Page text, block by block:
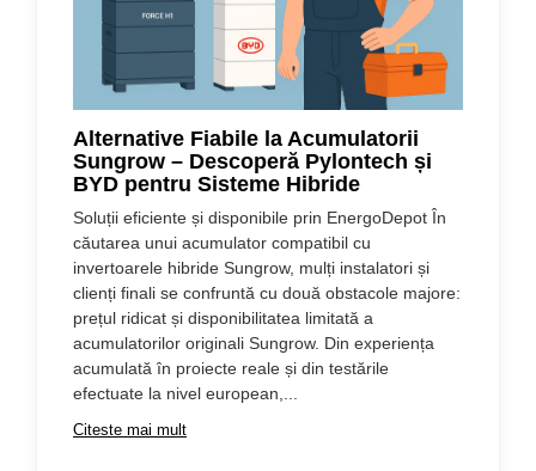
Alternative Fiabile la Acumulatorii
Sungrow – Descoperă Pylontech și
BYD pentru Sisteme Hibride
Soluții eficiente și disponibile prin EnergoDepot În
căutarea unui acumulator compatibil cu
invertoarele hibride Sungrow, mulți instalatori și
clienți finali se confruntă cu două obstacole majore:
prețul ridicat și disponibilitatea limitată a
acumulatorilor originali Sungrow. Din experiența
acumulată în proiecte reale și din testările
efectuate la nivel european,...
Citeste mai mult